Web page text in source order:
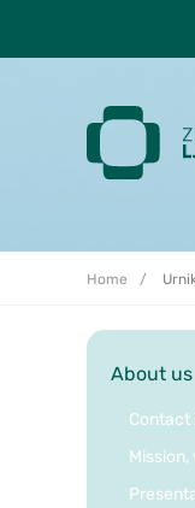
Home
About us
Contact